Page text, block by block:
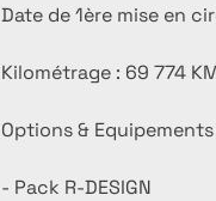
Date de 1ère mise en
Kilométrage : 69 774
Options & Equipements
- Pack R-DESIGN